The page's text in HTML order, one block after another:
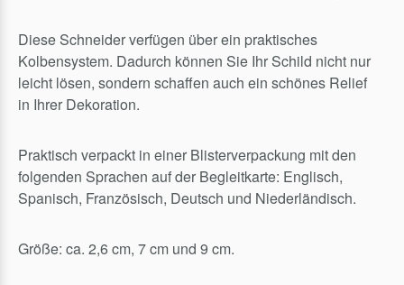
Diese Schneider verfügen über ein praktisches
Kolbensystem. Dadurch können Sie Ihr Schild nicht nur
leicht lösen, sondern schaffen auch ein schönes Relief
in Ihrer Dekoration.
Praktisch verpackt in einer Blisterverpackung mit den
folgenden Sprachen auf der Begleitkarte: Englisch,
Spanisch, Französisch, Deutsch und Niederländisch.
Größe: ca. 2,6 cm, 7 cm und 9 cm.